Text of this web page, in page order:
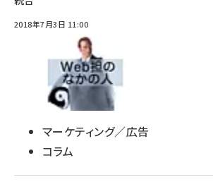
2018年7月3日 11:00
マーケティング／広告
コラム